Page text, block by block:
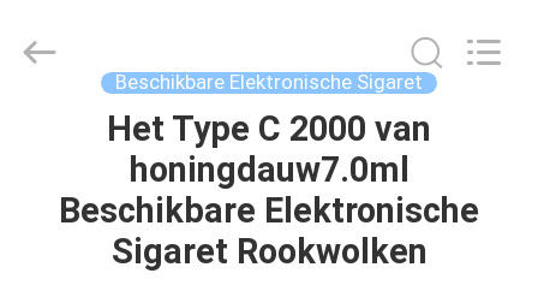
PRODUCTEN
Rights
Beschikbare Elektronische Sigaret
Het Type C 2000 van
honingdauw7.0ml
Beschikbare Elektronische
Sigaret Rookwolken